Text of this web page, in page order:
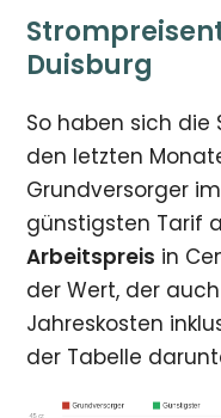
Duisburg
So haben sich die
den letzten
Grundversorger
günstigsten Tarif
Arbeitspreis in
der Wert, der
Jahreskosten
der Tabelle